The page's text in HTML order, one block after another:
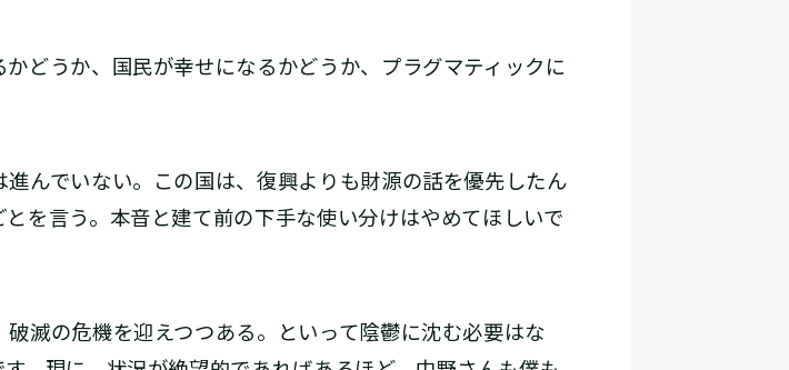
どうか、国民が幸せになるかどうか、プラグマティックに
んでいない。この国は、復興よりも財源の話を優先したん
を言う。本音と建て前の下手な使い分けはやめてほしいで
滅の危機を迎えつつある。といって陰鬱に沈む必要はな